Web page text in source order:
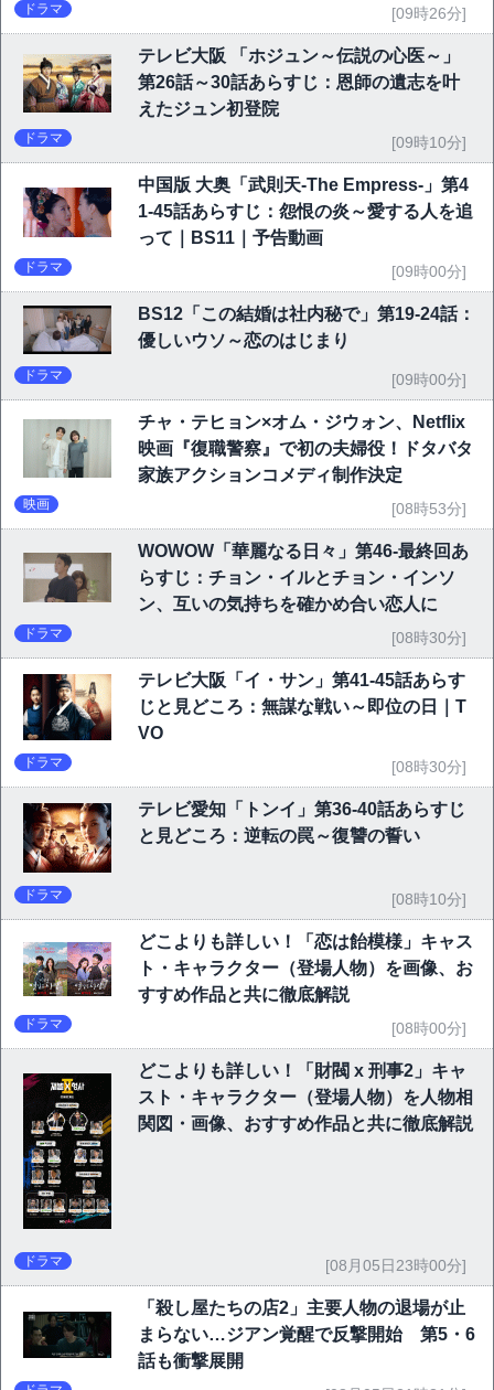
ドラマ [09時26分]
テレビ大阪 「ホジュン～伝説の心医～」
第26話～30話あらすじ：恩師の遺志を叶
えたジュン初登院
ドラマ [09時10分]
中国版 大奥「武則天-The Empress-」第4
1-45話あらすじ：怨恨の炎～愛する人を追
って｜BS11｜予告動画
ドラマ [09時00分]
BS12「この結婚は社内秘で」第19-24話：
優しいウソ～恋のはじまり
ドラマ [09時00分]
チャ・テヒョン×オム・ジウォン、Netflix
映画『復職警察』で初の夫婦役！ドタバタ
家族アクションコメディ制作決定
映画 [08時53分]
WOWOW「華麗なる日々」第46-最終回あ
らすじ：チョン・イルとチョン・インソ
ン、互いの気持ちを確かめ合い恋人に
ドラマ [08時30分]
テレビ大阪「イ・サン」第41-45話あらす
じと見どころ：無謀な戦い～即位の日｜T
VO
ドラマ [08時30分]
テレビ愛知「トンイ」第36-40話あらすじ
と見どころ：逆転の罠～復讐の誓い
ドラマ [08時10分]
どこよりも詳しい！「恋は飴模様」キャス
ト・キャラクター（登場人物）を画像、お
すすめ作品と共に徹底解説
ドラマ [08時00分]
どこよりも詳しい！「財閥 x 刑事2」キャ
スト・キャラクター（登場人物）を人物相
関図・画像、おすすめ作品と共に徹底解説
ドラマ [08月05日23時00分]
「殺し屋たちの店2」主要人物の退場が止
まらない…ジアン覚醒で反撃開始 第5・6
話も衝撃展開